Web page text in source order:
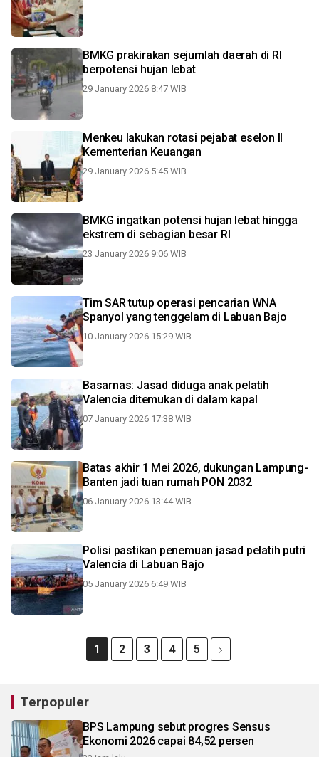
BMKG prakirakan sejumlah daerah di RI
berpotensi hujan lebat
29 January 2026 8:47 WIB
Menkeu lakukan rotasi pejabat eselon II
Kementerian Keuangan
29 January 2026 5:45 WIB
BMKG ingatkan potensi hujan lebat hingga
ekstrem di sebagian besar RI
23 January 2026 9:06 WIB
Tim SAR tutup operasi pencarian WNA
Spanyol yang tenggelam di Labuan Bajo
10 January 2026 15:29 WIB
Basarnas: Jasad diduga anak pelatih
Valencia ditemukan di dalam kapal
07 January 2026 17:38 WIB
Batas akhir 1 Mei 2026, dukungan Lampung-
Banten jadi tuan rumah PON 2032
06 January 2026 13:44 WIB
Polisi pastikan penemuan jasad pelatih putri
Valencia di Labuan Bajo
05 January 2026 6:49 WIB
1 2 3 4 5
Terpopuler
BPS Lampung sebut progres Sensus
Ekonomi 2026 capai 84,52 persen